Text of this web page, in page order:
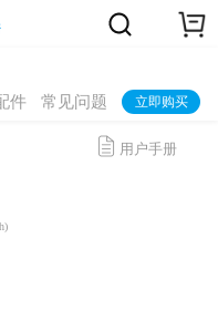
件 常见问题 立即购买
用户手册